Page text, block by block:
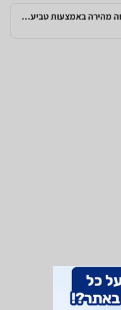
מנעול ביומטרי חכם לפתיחה מהירה באמצעות טביעת אצבע, לשימוש של עד 10 משתמשים